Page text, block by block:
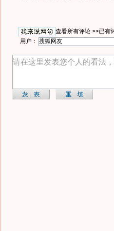
查看所有评论 >>已有
用户：